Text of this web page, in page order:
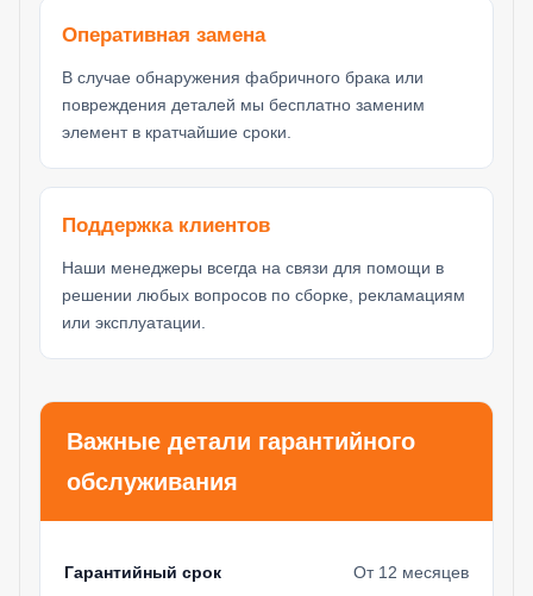
Оперативная замена
В случае обнаружения фабричного брака или
повреждения деталей мы бесплатно заменим
элемент в кратчайшие сроки.
Поддержка клиентов
Наши менеджеры всегда на связи для помощи в
решении любых вопросов по сборке, рекламациям
или эксплуатации.
Важные детали гарантийного
обслуживания
Гарантийный срок От 12 месяцев